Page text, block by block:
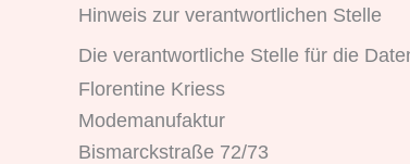
Hinweis zur verantwortlichen Stelle
Die verantwortliche Stelle für die
Florentine Kriess
Modemanufaktur
Bismarckstraße 72/73